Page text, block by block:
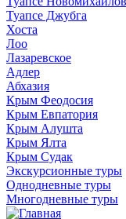
Туапсе Джубга
Хоста
Лоо
Лазаревское
Адлер
Абхазия
Крым Феодосия
Крым Евпатория
Крым Алушта
Крым Ялта
Крым Судак
Экскурсионные туры
Однодневные туры
Многодневные туры